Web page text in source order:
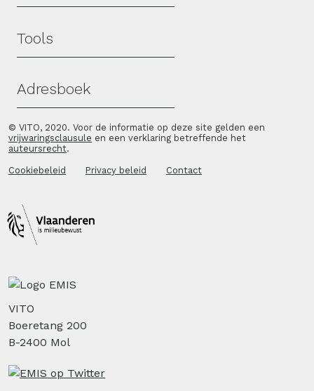
Tools
Adresboek
© VITO, 2020. Voor de informatie op deze site gelden een
vrijwaringsclausule en een verklaring betreffende het
auteursrecht.
Cookiebeleid Privacy beleid Contact
VITO
Boeretang 200
B-2400 Mol